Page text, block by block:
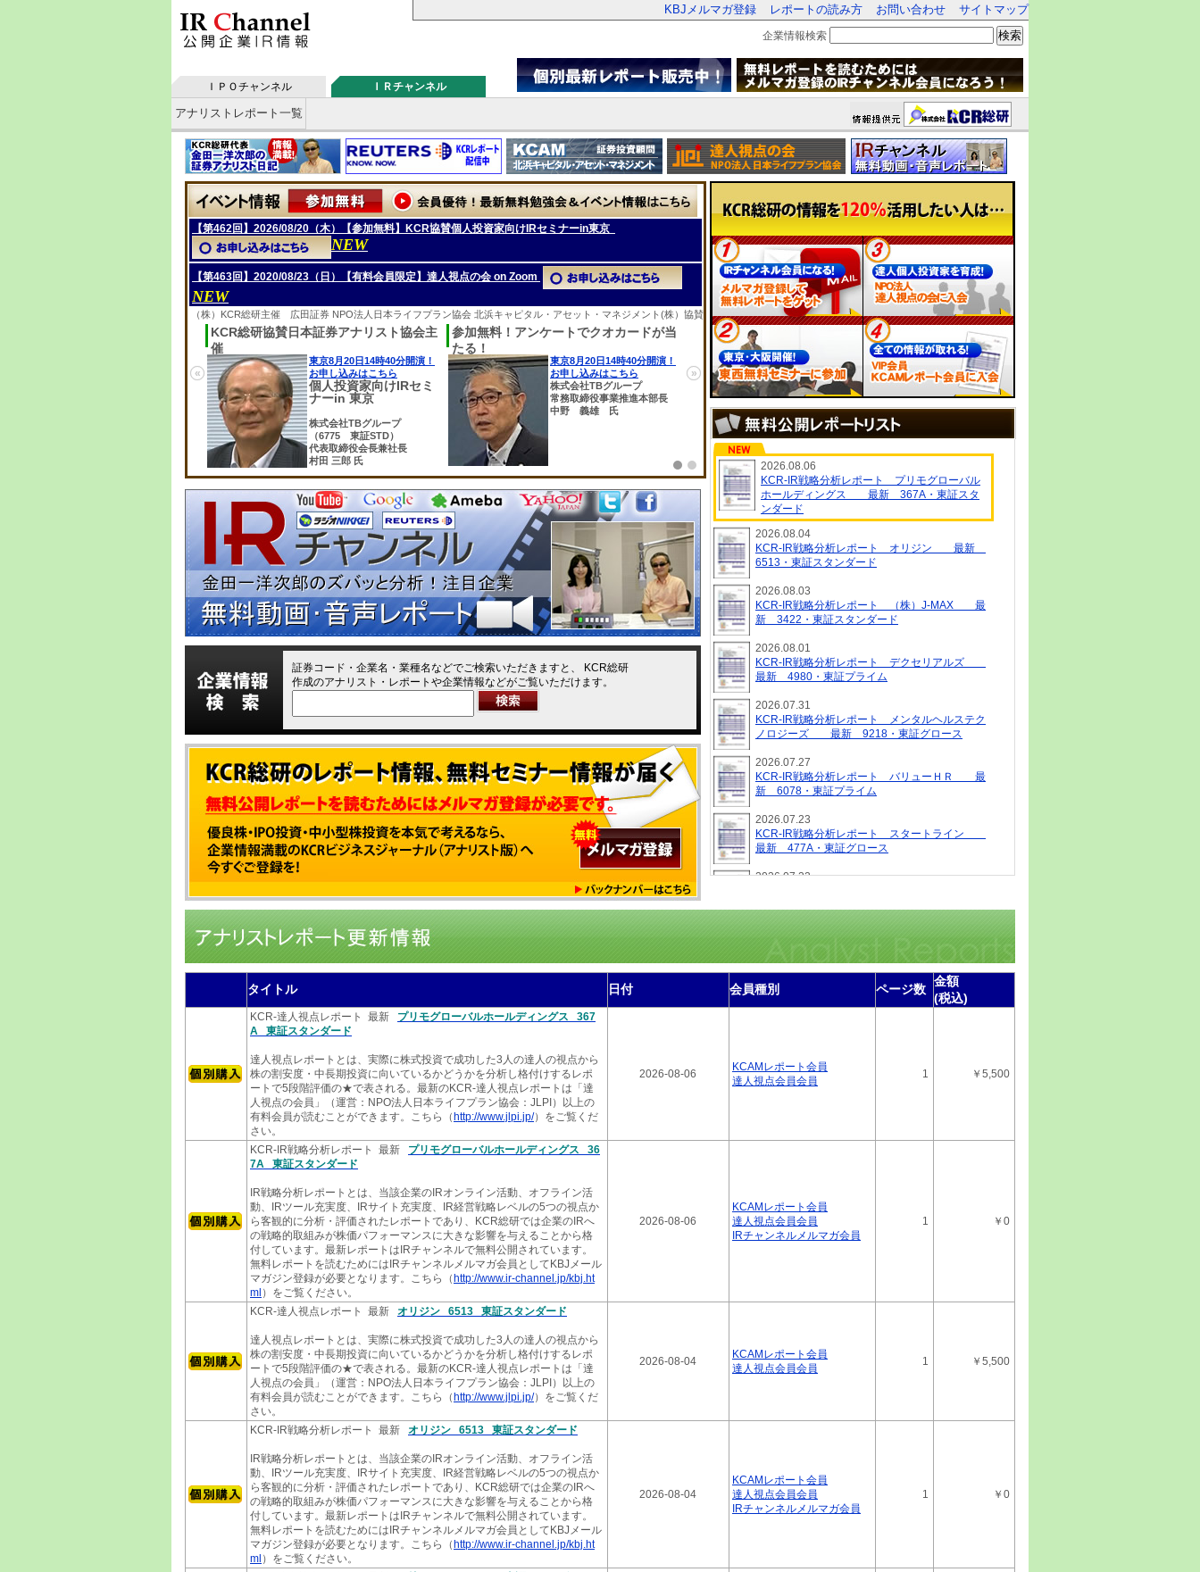
KBJメルマガ登録 レポートの読み方 お問い合わせ サイトマップ
企業情報検索 検索
ＩＰＯチャンネル ＩＲチャンネル
アナリストレポート一覧
【第462回】2026/08/20（木）【参加無料】KCR協賛個人投資家向けIRセミナーin東京
NEW
【第463回】2020/08/23（日）【有料会員限定】達人視点の会 on Zoom
NEW
（株）KCR総研主催 広田証券 NPO法人日本ライフプラン協会 北浜キャピタル・アセット・マネジメント(株）協賛
KCR総研協賛日本証券アナリスト協会主
催
東京8月20日14時40分開演！
お申し込みはこちら
個人投資家向けIRセミ
ナーin 東京
株式会社TBグループ
（6775 東証STD）
代表取締役会長兼社長
村田 三郎 氏
参加無料！アンケートでクオカードが当
たる！
東京8月20日14時40分開演！
お申し込みはこちら
株式会社TBグループ
常務取締役事業推進本部長
中野 義雄 氏
« »
証券コード・企業名・業種名などでご検索いただきますと、 KCR総研
作成のアナリスト・レポートや企業情報などがご覧いただけます。
2026.08.06
KCR-IR戦略分析レポート プリモグローバル
ホールディングス 最新 367A・東証スタ
ンダード
2026.08.04
KCR-IR戦略分析レポート オリジン 最新
6513・東証スタンダード
2026.08.03
KCR-IR戦略分析レポート （株）J-MAX 最
新 3422・東証スタンダード
2026.08.01
KCR-IR戦略分析レポート デクセリアルズ
最新 4980・東証プライム
2026.07.31
KCR-IR戦略分析レポート メンタルヘルステク
ノロジーズ 最新 9218・東証グロース
2026.07.27
KCR-IR戦略分析レポート バリューＨＲ 最
新 6078・東証プライム
2026.07.23
KCR-IR戦略分析レポート スタートライン
最新 477A・東証グロース
2026.07.22
2026.07.21
KCR-IR戦略分析レポート ウイングアーク１ｓ
ｔ（株） 最新 4432・東証プライム
2026.07.21
KCR-特選レポート（無料版） ＺＥＴＡ 7月
KCR-IR戦略分析レポート （株）ピアズ 最
新 7066・東証グロース
2026.07.14
KCR-IR戦略分析レポート グローバルウェ
新 4197・東証スタンダード
KCR-IR戦略分析レポート ＳＱＵＥＥＺＥ
最新 558A・東証グロース
月号 最新 6775・東証スタンダード
新 6775・東証スタンダード
2026.07.01
タイトル 日付 会員種別 ページ数
金額
(税込)
KCR-達人視点レポート 最新 プリモグローバルホールディングス 367
A 東証スタンダード
達人視点レポートとは、実際に株式投資で成功した3人の達人の視点から
株の割安度・中長期投資に向いているかどうかを分析し格付けするレポ
ートで5段階評価の★で表される。最新のKCR-達人視点レポートは「達
人視点の会員」（運営：NPO法人日本ライフプラン協会：JLPI）以上の
有料会員が読むことができます。こちら（ http://www.jlpi.jp/）をご覧くだ
さい。
2026-08-06
KCAMレポート会員
達人視点会員会員
1 ￥5,500
KCR-IR戦略分析レポート 最新 プリモグローバルホールディングス 36
7A 東証スタンダード
IR戦略分析レポートとは、当該企業のIRオンライン活動、オフライン活
動、IRツール充実度、IRサイト充実度、IR経営戦略レベルの5つの視点か
ら客観的に分析・評価されたレポートであり、KCR総研では企業のIRへ
の戦略的取組みが株価パフォーマンスに大きな影響を与えることから格
付しています。最新レポートはIRチャンネルで無料公開されています。
無料レポートを読むためにはIRチャンネルメルマガ会員としてKBJメール
マガジン登録が必要となります。こちら（ http://www.ir-channel.jp/kbj.ht
ml ）をご覧ください。
2026-08-06
KCAMレポート会員
達人視点会員会員
IRチャンネルメルマガ会員
1 ￥0
KCR-達人視点レポート 最新 オリジン 6513 東証スタンダード
達人視点レポートとは、実際に株式投資で成功した3人の達人の視点から
株の割安度・中長期投資に向いているかどうかを分析し格付けするレポ
ートで5段階評価の★で表される。最新のKCR-達人視点レポートは「達
人視点の会員」（運営：NPO法人日本ライフプラン協会：JLPI）以上の
有料会員が読むことができます。こちら（ http://www.jlpi.jp/）をご覧くだ
さい。
2026-08-04
KCAMレポート会員
達人視点会員会員
1 ￥5,500
KCR-IR戦略分析レポート 最新 オリジン 6513 東証スタンダード
IR戦略分析レポートとは、当該企業のIRオンライン活動、オフライン活
動、IRツール充実度、IRサイト充実度、IR経営戦略レベルの5つの視点か
ら客観的に分析・評価されたレポートであり、KCR総研では企業のIRへ
の戦略的取組みが株価パフォーマンスに大きな影響を与えることから格
付しています。最新レポートはIRチャンネルで無料公開されています。
無料レポートを読むためにはIRチャンネルメルマガ会員としてKBJメール
マガジン登録が必要となります。こちら（ http://www.ir-channel.jp/kbj.ht
ml ）をご覧ください。
2026-08-04
KCAMレポート会員
達人視点会員会員
IRチャンネルメルマガ会員
1 ￥0